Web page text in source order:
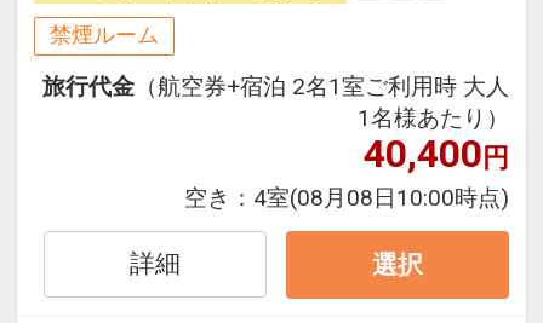
周遊旅行にも最適！
旅行期間中の1泊だけの宿泊や延
泊・飛び泊なども自由自在です。
フライトは、安心のJAL（または
JALグループ）確約！フライトマイ
ル50%貯まります。
通・体験プランなどの追加（同時予
約）が可能なプランもございます。
禁煙ルーム
旅行代金 （航空券+宿泊 2名1室ご利用時 大人
1名様あたり）
40,400円
空き： 4室(08月08日10:00時点)
詳細 選択